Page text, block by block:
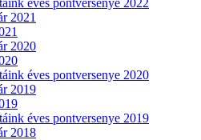
éves pontversenye 2022
2021
2020
éves pontversenye 2020
2019
éves pontversenye 2019
2018